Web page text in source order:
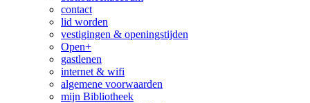
contact
lid worden
vestigingen & openingstijden
Open+
gastlenen
internet & wifi
algemene voorwaarden
mijn Bibliotheek